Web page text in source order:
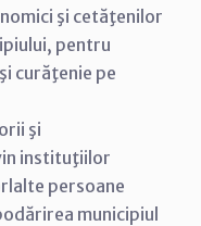
şi cetăţenilor
pentru
curăţenie pe
şi
instituţiilor
persoane
municipiul